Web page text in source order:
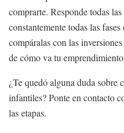
comprarte. Responde todas
constantemente todas las
compáralas con las
de cómo va tu
¿Te quedó alguna duda sobre
infantiles? Ponte en contacto
las etapas.